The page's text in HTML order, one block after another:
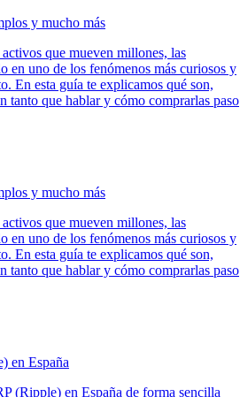
y mucho más
que mueven millones, las
en uno de los fenómenos más curiosos y
En esta guía te explicamos qué son,
tanto que hablar y cómo comprarlas paso
y mucho más
que mueven millones, las
en uno de los fenómenos más curiosos y
En esta guía te explicamos qué son,
tanto que hablar y cómo comprarlas paso
en España
(Ripple) en España de forma sencilla